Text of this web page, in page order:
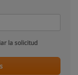
la solicitud